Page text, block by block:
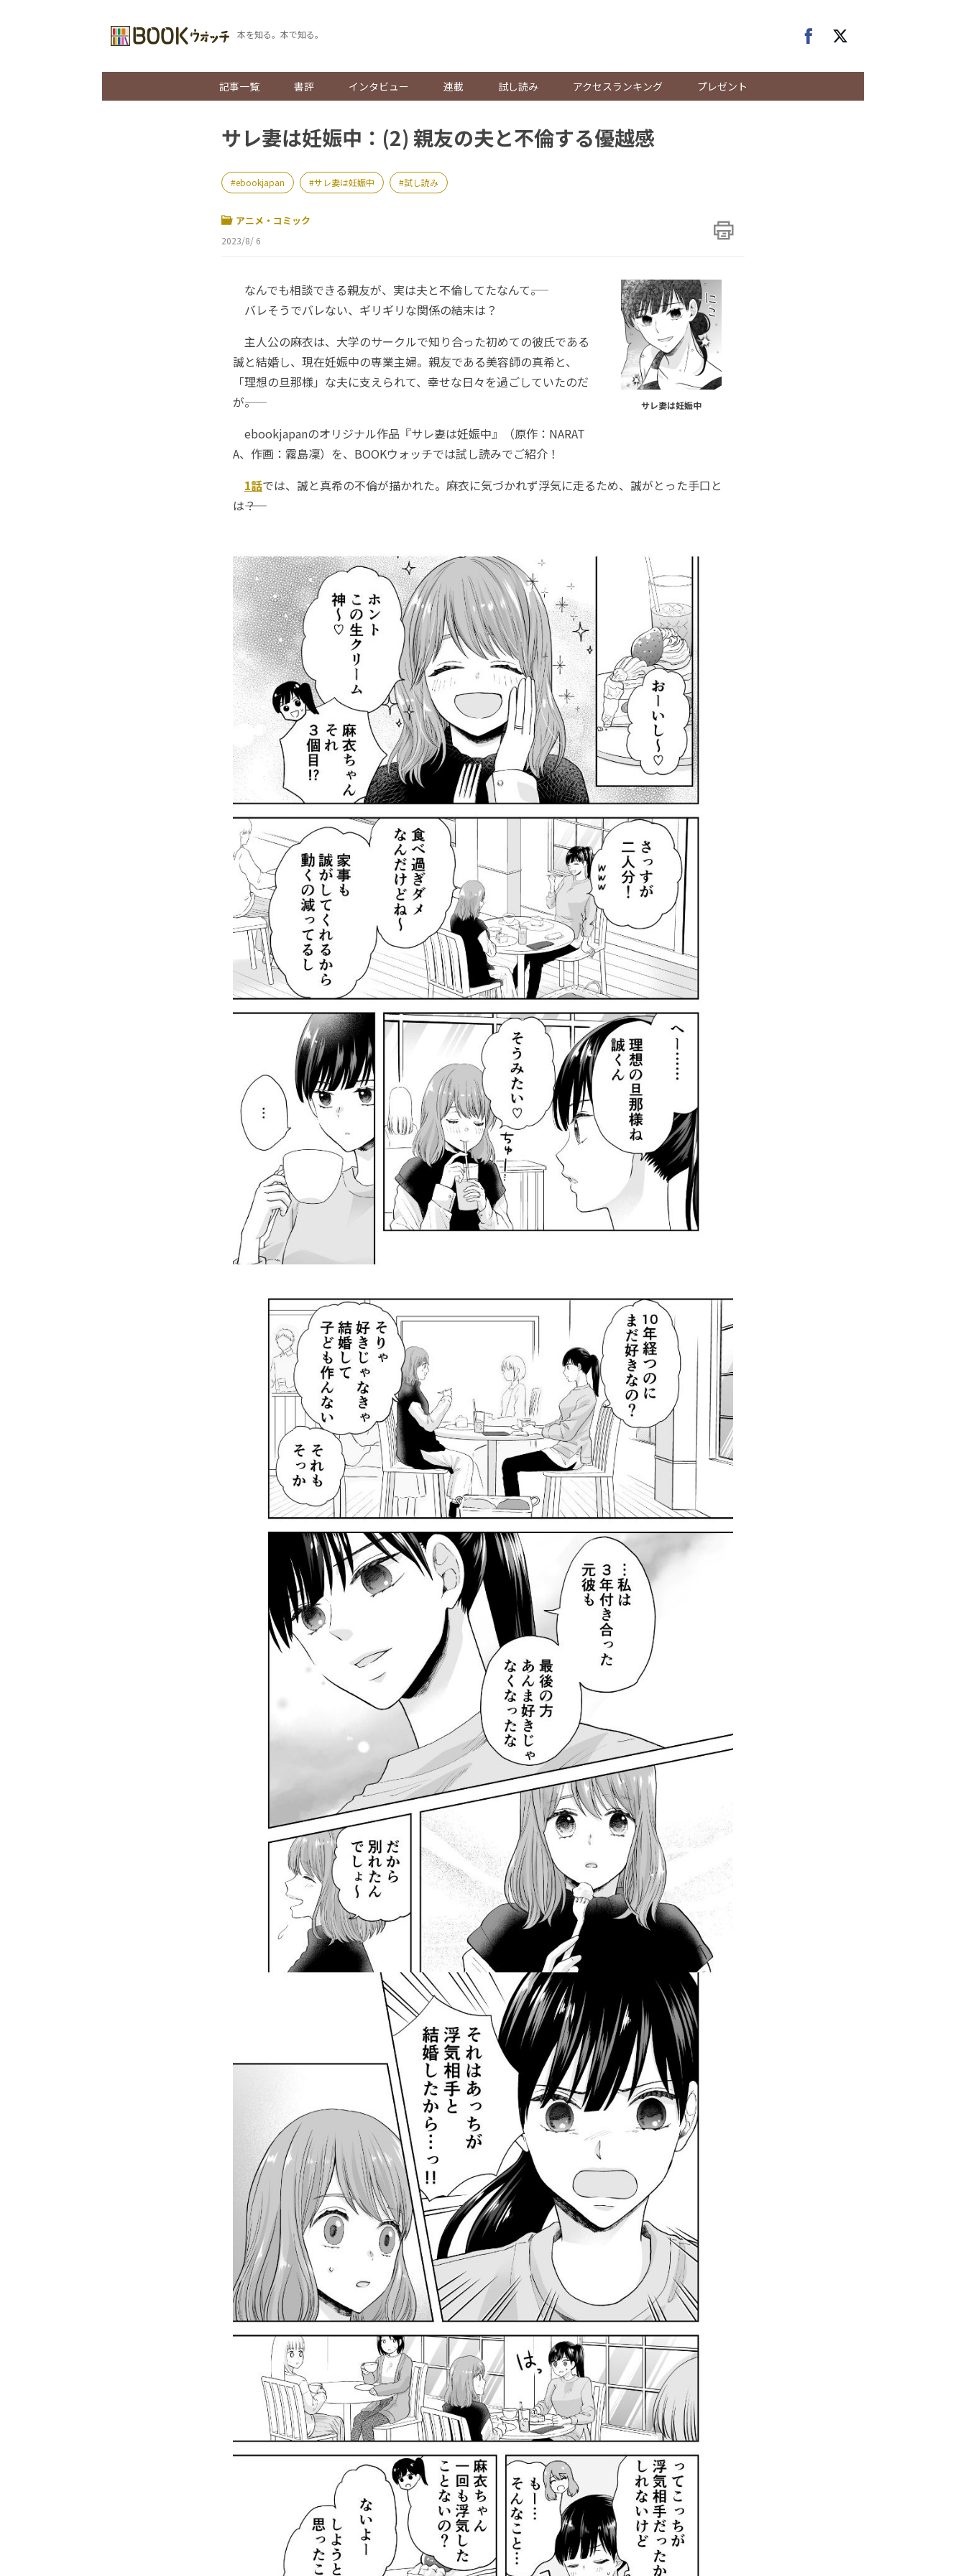
本を知る。本で知る。
記事一覧 書評 インタビュー 連載 試し読み アクセスランキング プレゼント
サレ妻は妊娠中：(2) 親友の夫と不倫する優越感
ebookjapan サレ妻は妊娠中 試し読み
アニメ・コミック
2023/8/ 6
サレ妻は妊娠中
なんでも相談できる親友が、実は夫と不倫してたなんて――。
バレそうでバレない、ギリギリな関係の結末は？
主人公の麻衣は、大学のサークルで知り合った初めての彼氏である
誠と結婚し、現在妊娠中の専業主婦。親友である美容師の真希と、
「理想の旦那様」な夫に支えられて、幸せな日々を過ごしていたのだ
が――。
ebookjapanのオリジナル作品『サレ妻は妊娠中』（原作：NARAT
A、作画：霧島凜）を、BOOKウォッチでは試し読みでご紹介！
1話では、誠と真希の不倫が描かれた。麻衣に気づかれず浮気に走るため、誠がとった手口と
は――？